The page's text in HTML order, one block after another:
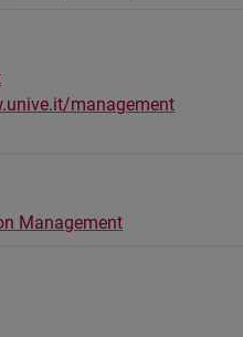
management
Management